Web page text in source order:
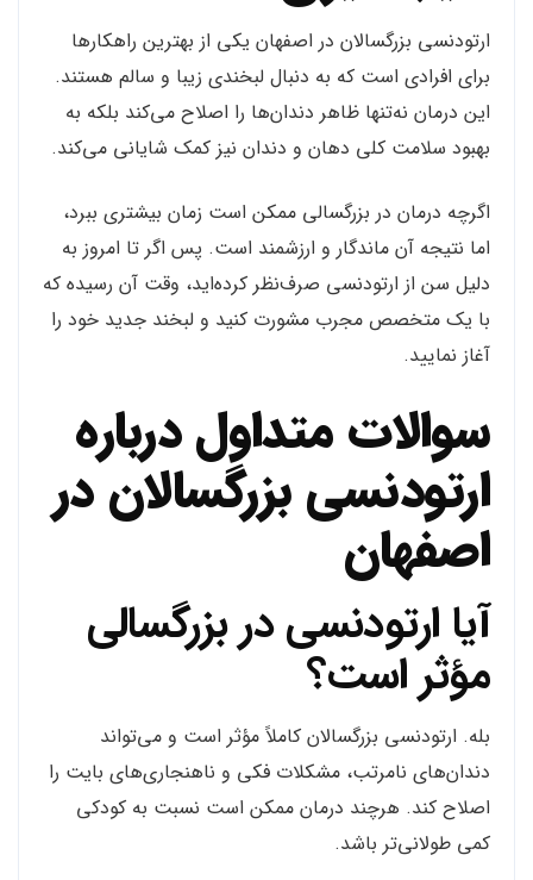
ارتودنسی بزرگسالان در اصفهان یکی از بهترین راهکارها
برای افرادی است که به دنبال لبخندی زیبا و سالم هستند.
این درمان نه‌تنها ظاهر دندان‌ها را اصلاح می‌کند بلکه به
بهبود سلامت کلی دهان و دندان نیز کمک شایانی می‌کند.
اگرچه درمان در بزرگسالی ممکن است زمان بیشتری ببرد،
اما نتیجه آن ماندگار و ارزشمند است. پس اگر تا امروز به
دلیل سن از ارتودنسی صرف‌نظر کرده‌اید، وقت آن رسیده که
با یک متخصص مجرب مشورت کنید و لبخند جدید خود را
آغاز نمایید.
سوالات متداول درباره
ارتودنسی بزرگسالان در
اصفهان
آیا ارتودنسی در بزرگسالی
مؤثر است؟
بله. ارتودنسی بزرگسالان کاملاً مؤثر است و می‌تواند
دندان‌های نامرتب، مشکلات فکی و ناهنجاری‌های بایت را
اصلاح کند. هرچند درمان ممکن است نسبت به کودکی
کمی طولانی‌تر باشد.